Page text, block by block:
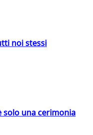
noi stessi
solo una cerimonia